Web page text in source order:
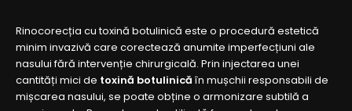
Rinocorecția cu toxină botulinică este o procedură estetică
minim invazivă care corectează anumite imperfecțiuni ale
nasului fără intervenție chirurgicală. Prin injectarea unei
cantități mici de toxină botulinică în mușchii responsabili de
mișcarea nasului, se poate obține o armonizare subtilă a